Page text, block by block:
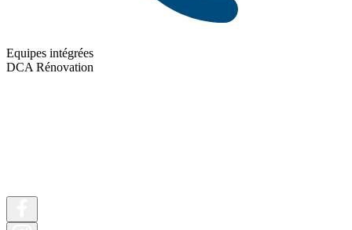
Equipes intégrées
DCA Rénovation